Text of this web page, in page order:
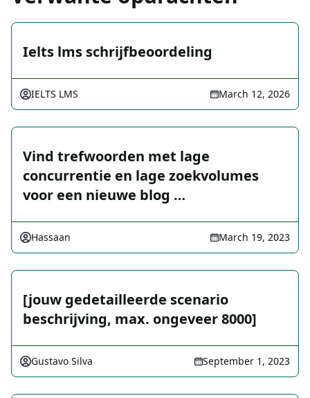
Ielts lms schrijfbeoordeling
IELTS LMS March 12, 2026
Vind trefwoorden met lage
concurrentie en lage zoekvolumes
voor een nieuwe blog …
Hassaan March 19, 2023
[jouw gedetailleerde scenario
beschrijving, max. ongeveer 8000]
Gustavo Silva September 1, 2023